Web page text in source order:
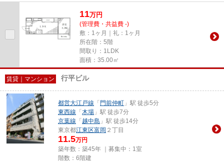
11万円
(管理費・共益費 -)
敷：1ヶ月｜礼：1ヶ月
所在階：5階
間取り：1LDK
面積：35.00㎡
賃貸｜マンション 行平ビル
都営大江戸線 「 門前仲町 」駅 徒歩5分
東西線 「 木場 」駅 徒歩7分
京葉線 「 越中島 」駅 徒歩14分
東京都江東区富岡 ２丁目
11.5万円
築年数：築45年 ｜募集中： 1室
階数：6階建